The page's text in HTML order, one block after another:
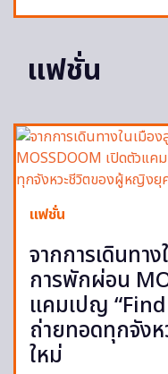
แฟชั่น
แฟชั่น
จากการเดินทา
การพักผ่อน
แคมเปญ
ถ่ายทอดทุกจัง
ใหม่